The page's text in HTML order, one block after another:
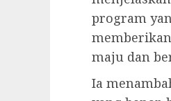
program
maju dan
Ia